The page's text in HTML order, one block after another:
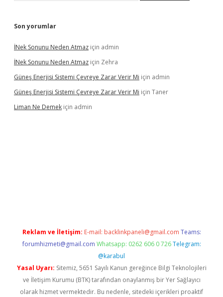
Son yorumlar
İNek Sonunu Neden Atmaz için admin
İNek Sonunu Neden Atmaz için Zehra
Güneş Enerjisi Sistemi Çevreye Zarar Verir Mi için admin
Güneş Enerjisi Sistemi Çevreye Zarar Verir Mi için Taner
Liman Ne Demek için admin
Reklam ve İletişim: E-mail: backlinkpaneli@gmail.com Teams:
forumhizmeti@gmail.com Whatsapp: 0262 606 0 726 Telegram:
@karabul
Yasal Uyarı: Sitemiz, 5651 Sayılı Kanun gereğince Bilgi Teknolojileri
ve İletişim Kurumu (BTK) tarafından onaylanmış bir Yer Sağlayıcı
olarak hizmet vermektedir. Bu nedenle, sitedeki içerikleri proaktif